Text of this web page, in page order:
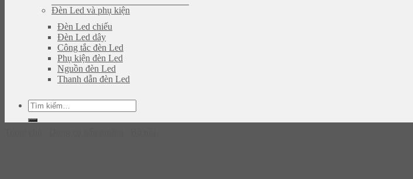
Đèn Led và phụ kiện
Đèn Led chiếu
Đèn Led dây
Công tắc đèn Led
Phụ kiện đèn Led
Nguồn đèn Led
Thanh dẫn đèn Led
Tìm
kiếm: